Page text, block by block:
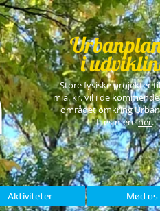
i
Store fysiske projekter
mia. kr. vil i de
området omkring
Læs mereher.
Aktiviteter Mød os